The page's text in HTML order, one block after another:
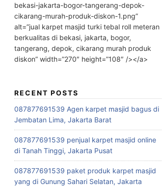
bekasi-jakarta-bogor-tangerang-depok-
cikarang-murah-produk-diskon-1.png”
alt=”jual karpet masjid turki tebal roll meteran
berkualitas di bekasi, jakarta, bogor,
tangerang, depok, cikarang murah produk
diskon” width=”270″ height=”108″ /></a>
RECENT POSTS
087877691539 Agen karpet masjid bagus di
Jembatan Lima, Jakarta Barat
087877691539 penjual karpet masjid online
di Tanah Tinggi, Jakarta Pusat
087877691539 paket produk karpet masjid
yang di Gunung Sahari Selatan, Jakarta